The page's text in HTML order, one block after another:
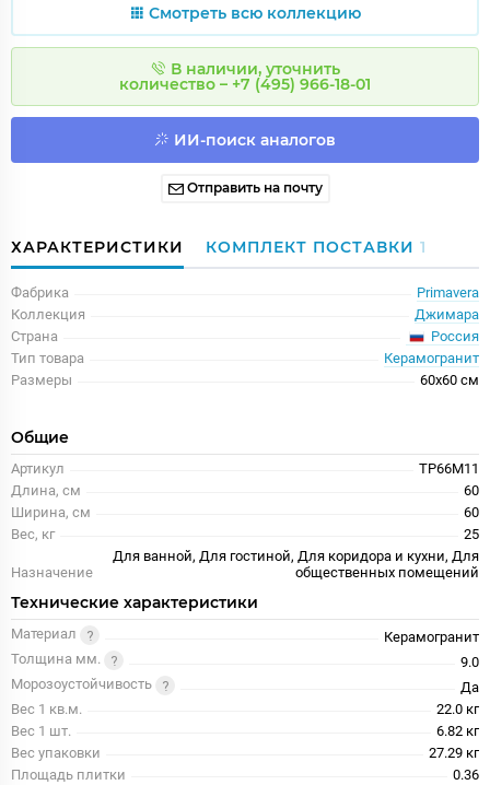
Смотреть всю коллекцию
В наличии, уточнить
количество – +7 (495) 966-18-01
ИИ-поиск аналогов
Отправить на почту
ХАРАКТЕРИСТИКИ КОМПЛЕКТ ПОСТАВКИ 1
Фабрика
Primavera
Коллекция
Джимара
Страна
Россия
Тип товара
Керамогранит
Размеры
60x60 см
Общие
Артикул
TP66M11
Длина, см
60
Ширина, см
60
Вес, кг
25
Назначение
Для ванной, Для гостиной, Для коридора и кухни, Для
общественных помещений
Технические характеристики
Материал
Керамогранит
Толщина мм.
9.0
Морозоустойчивость
Да
Вес 1 кв.м.
22.0 кг
Вес 1 шт.
6.82 кг
Вес упаковки
27.29 кг
Площадь плитки
0.36